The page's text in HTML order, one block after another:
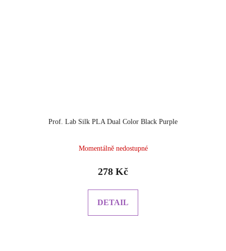
Prof. Lab Silk PLA Dual Color Black Purple
Momentálně nedostupné
278 Kč
DETAIL